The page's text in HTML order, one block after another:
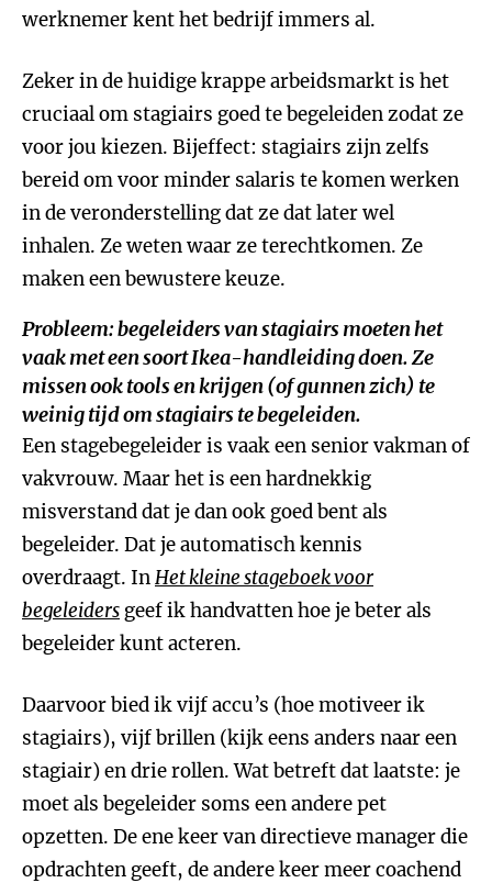
werknemer kent het bedrijf immers al.
Zeker in de huidige krappe arbeidsmarkt is het
cruciaal om stagiairs goed te begeleiden zodat ze
voor jou kiezen. Bijeffect: stagiairs zijn zelfs
bereid om voor minder salaris te komen werken
in de veronderstelling dat ze dat later wel
inhalen. Ze weten waar ze terechtkomen. Ze
maken een bewustere keuze.
Probleem: begeleiders van stagiairs moeten het
vaak met een soort Ikea-handleiding doen. Ze
missen ook tools en krijgen (of gunnen zich) te
weinig tijd om stagiairs te begeleiden.
Een stagebegeleider is vaak een senior vakman of
vakvrouw. Maar het is een hardnekkig
misverstand dat je dan ook goed bent als
begeleider. Dat je automatisch kennis
overdraagt. InHet kleine stageboek voor
begeleiders geef ik handvatten hoe je beter als
begeleider kunt acteren.
Daarvoor bied ik vijf accu’s (hoe motiveer ik
stagiairs), vijf brillen (kijk eens anders naar een
stagiair) en drie rollen. Wat betreft dat laatste: je
moet als begeleider soms een andere pet
opzetten. De ene keer van directieve manager die
opdrachten geeft, de andere keer meer coachend